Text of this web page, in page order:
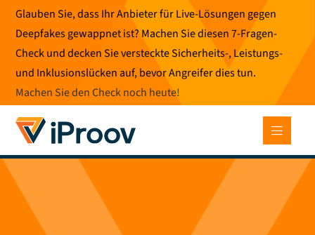
Zum
Inhalt
springen
Glauben Sie, dass Ihr Anbieter für Live-Lösungen gegen
Deepfakes gewappnet ist? Machen Sie diesen 7-Fragen-
Check und decken Sie versteckte Sicherheits-, Leistungs-
und Inklusionslücken auf, bevor Angreifer dies tun.
Machen Sie den Check noch heute!